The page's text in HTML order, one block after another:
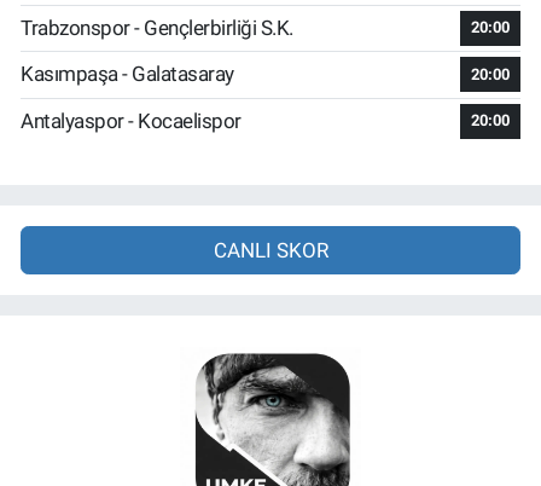
Trabzonspor - Gençlerbirliği S.K. 20:00
Kasımpaşa - Galatasaray 20:00
Antalyaspor - Kocaelispor 20:00
CANLI SKOR